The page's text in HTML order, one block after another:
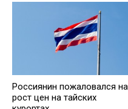
Россиянин пожаловался на
рост цен на тайских